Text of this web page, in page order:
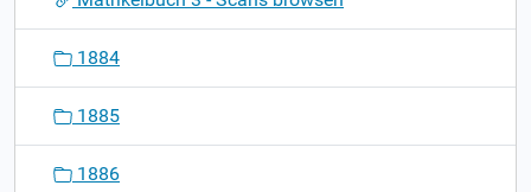
o
1884
1885
1886